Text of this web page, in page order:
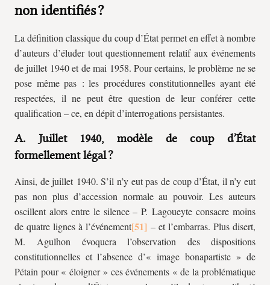
non identifiés ?
La définition classique du coup d’État permet en effet à nombre
d’auteurs d’éluder tout questionnement relatif aux événements
de juillet 1940 et de mai 1958. Pour certains, le problème ne se
pose même pas : les procédures constitutionnelles ayant été
respectées, il ne peut être question de leur conférer cette
qualification – ce, en dépit d’interrogations persistantes.
A. Juillet 1940, modèle de coup d’État
formellement légal ?
Ainsi, de juillet 1940. S’il n’y eut pas de coup d’État, il n’y eut
pas non plus d’accession normale au pouvoir. Les auteurs
oscillent alors entre le silence – P. Lagoueyte consacre moins
de quatre lignes à l’événement
– et l’embarras. Plus disert,
M. Agulhon évoquera l’observation des dispositions
constitutionnelles et l’absence d’« image bonapartiste » de
Pétain pour « éloigner » ces événements « de la problématique